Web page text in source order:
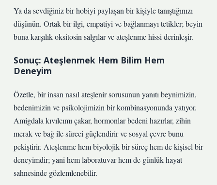
Ya da sevdiğiniz bir hobiyi paylaşan bir kişiyle tanıştığınızı
düşünün. Ortak bir ilgi, empatiyi ve bağlanmayı tetikler; beyin
buna karşılık oksitosin salgılar ve ateşlenme hissi derinleşir.
Sonuç: Ateşlenmek Hem Bilim Hem
Deneyim
Özetle, bir insan nasıl ateşlenir sorusunun yanıtı beynimizin,
bedenimizin ve psikolojimizin bir kombinasyonunda yatıyor.
Amigdala kıvılcımı çakar, hormonlar bedeni hazırlar, zihin
merak ve bağ ile süreci güçlendirir ve sosyal çevre bunu
pekiştirir. Ateşlenme hem biyolojik bir süreç hem de kişisel bir
deneyimdir; yani hem laboratuvar hem de günlük hayat
sahnesinde gözlemlenebilir.